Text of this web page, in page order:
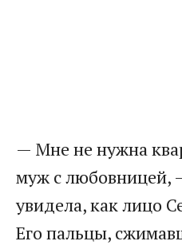
— Мне не нужна
муж с любовницей,
увидела, как лицо
Его пальцы,